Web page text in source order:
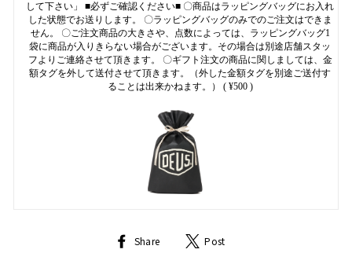
して下さい」 ■必ずご確認ください■ 〇商品はラッピングバッグにお入れ
した状態でお送りします。 〇ラッピングバッグのみでのご注文はできま
せん。 〇ご注文商品の大きさや、点数によっては、ラッピングバッグ1
袋に商品が入りきらない場合がございます。その場合は別途店舗スタッ
フよりご連絡させて頂きます。 〇ギフト注文の商品に関しましては、金
額タグを外して送付させて頂きます。（外した金額タグを別途ご送付す
ることは出来かねます。） ( ¥500 )
Share
Share Post